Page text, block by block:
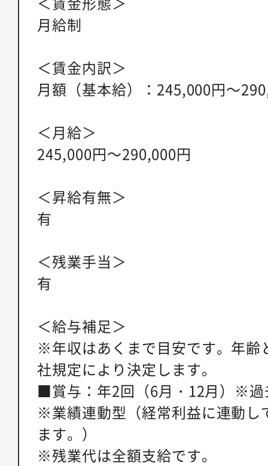
月給制
＜賃金内訳＞
月額（基本給）：245,000円～
＜月給＞
245,000円～290,000円
＜昇給有無＞
有
＜残業手当＞
有
＜給与補足＞
※年収はあくまで目安です。年齢
社規定により決定します。
■賞与：年2回（6月・12月）※過
※業績連動型（経常利益に連動し
ます。）
※残業代は全額支給です。